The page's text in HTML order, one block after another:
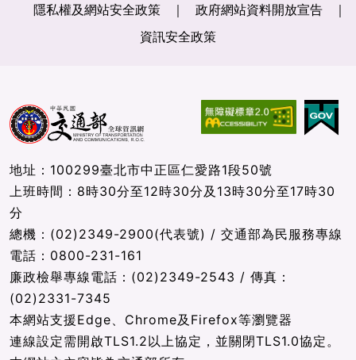
隱私權及網站安全政策
政府網站資料開放宣告
資訊安全政策
地址：100299臺北市中正區仁愛路1段50號
上班時間：8時30分至12時30分及13時30分至17時30
分
總機：(02)2349-2900(代表號) / 交通部為民服務專線
電話：0800-231-161
廉政檢舉專線電話：(02)2349-2543 / 傳真：
(02)2331-7345
本網站支援Edge、Chrome及Firefox等瀏覽器
連線設定需開啟TLS1.2以上協定，並關閉TLS1.0協定。